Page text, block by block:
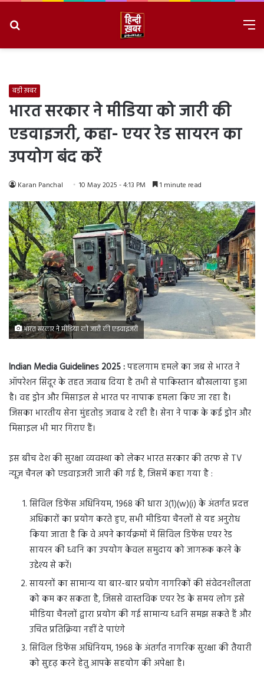
बड़ी ख़बर
भारत सरकार ने मीडिया को जारी की
एडवाइजरी, कहा- एयर रेड सायरन का
उपयोग बंद करें
Karan Panchal 10 May 2025 - 4:13 PM 1 minute read
भारत सरकार ने मीडिया को जारी की एडवाइजरी
Indian Media Guidelines 2025 :पहलगाम हमले का जब से भारत ने
ऑपरेशन सिंदूर के तहत जवाब दिया है तभी से पाकिस्तान बौखलाया हुआ
है। वह ड्रोन और मिसाइल से भारत पर नापाक हमला किए जा रहा है।
जिसका भारतीय सेना मुंहतोड़ जवाब दे रही है। सेना ने पाक के कई ड्रोन और
मिसाइल भी मार गिराए हैं।
इस बीच देश की सुरक्षा व्यवस्था को लेकर भारत सरकार की तरफ से TV
न्यूज़ चैनल को एडवाइजरी जारी की गई है, जिसमें कहा गया है :
सिविल डिफेंस अधिनियम, 1968 की धारा 3(1)(w)(i) के अंतर्गत प्रदत्त
अधिकारों का प्रयोग करते हुए, सभी मीडिया चैनलों से यह अनुरोध
किया जाता है कि वे अपने कार्यक्रमों में सिविल डिफेंस एयर रेड
सायरन की ध्वनि का उपयोग केवल समुदाय को जागरूक करने के
उद्देश्य से करें।
सायरनों का सामान्य या बार-बार प्रयोग नागरिकों की संवेदनशीलता
को कम कर सकता है, जिससे वास्तविक एयर रेड के समय लोग इसे
मीडिया चैनलों द्वारा प्रयोग की गई सामान्य ध्वनि समझ सकते हैं और
उचित प्रतिक्रिया नहीं दे पाएंगे
सिविल डिफेंस अधिनियम, 1968 के अंतर्गत नागरिक सुरक्षा की तैयारी
को सुदृढ़ करने हेतु आपके सहयोग की अपेक्षा है।